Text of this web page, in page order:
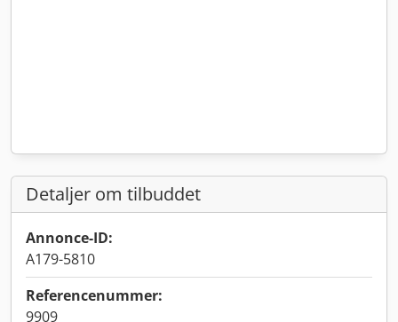
Detaljer om tilbuddet
Annonce-ID:
A179-5810
Referencenummer:
9909